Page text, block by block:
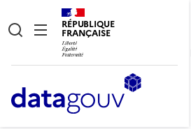
RÉPUBLIQUE
FRANÇAISE